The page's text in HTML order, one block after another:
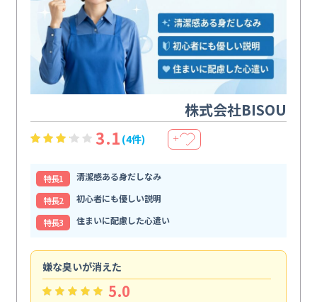
株式会社BISOU
3.1 (4件) ＋
特⻑1
清潔感ある身だしなみ
特⻑2
初心者にも優しい説明
特⻑3
住まいに配慮した心遣い
嫌な臭いが消えた
5.0